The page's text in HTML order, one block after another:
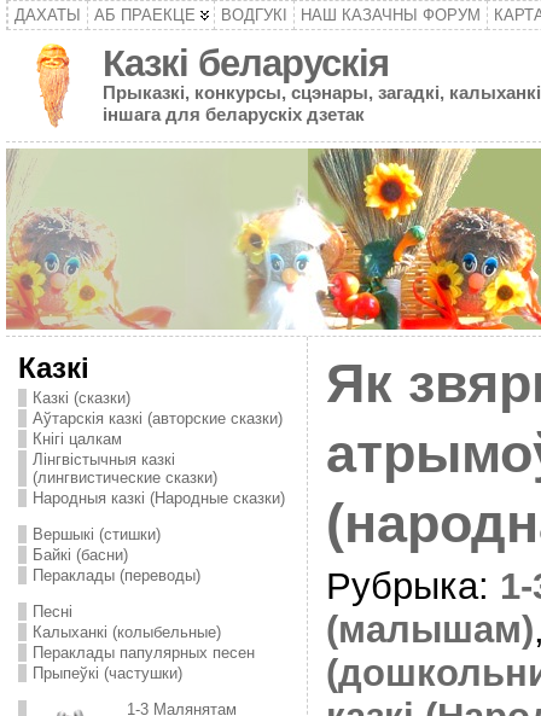
ДАХАТЫ АБ ПРАЕКЦЕ ВОДГУКІ НАШ КАЗАЧНЫ ФОРУМ
Казкі беларускія
Прыказкі, конкурсы, сцэнары, загадкі,
іншага для беларускіх дзетак
Казкі
Казкі (сказки)
Аўтарскія казкі (авторские сказки)
Кнігі цалкам
Лінгвістычныя казкі
(лингвистические сказки)
Народныя казкі (Народные сказки)
Вершыкі (стишки)
Байкі (басни)
Пераклады (переводы)
Песні
Калыханкі (колыбельные)
Пераклады папулярных песен
Прыпеўкі (частушки)
1-3 Малянятам
Як
Рубрыка:
(малышам)